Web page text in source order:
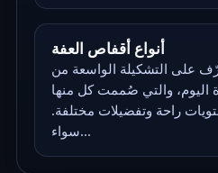
أنواع أقفاص العفة
على التشكيلة الواسعة من
اليوم، والتي صُممت كل منها
راحة وتفضيلات مختلفة.
سواء...